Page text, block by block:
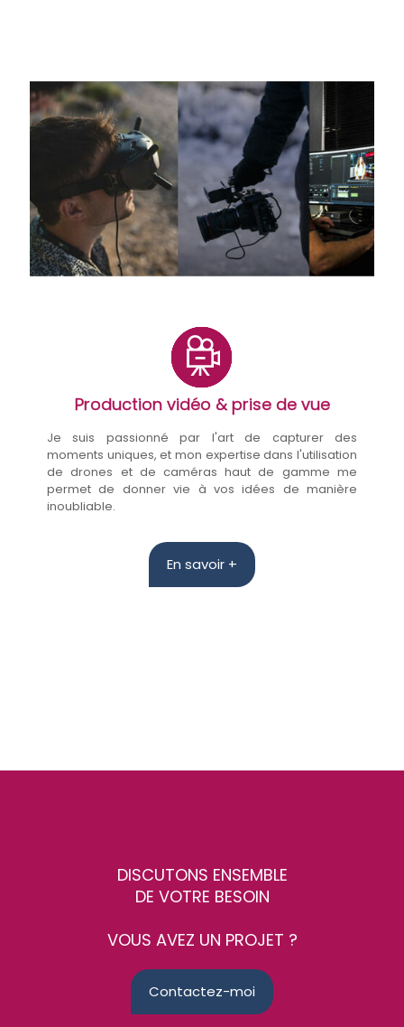
Production vidéo & prise de vue
Je suis passionné par l'art de capturer des
moments uniques, et mon expertise dans l'utilisation
de drones et de caméras haut de gamme me
permet de donner vie à vos idées de manière
inoubliable.
En savoir +
DISCUTONS ENSEMBLE
DE VOTRE BESOIN
VOUS AVEZ UN PROJET ?
Contactez-moi